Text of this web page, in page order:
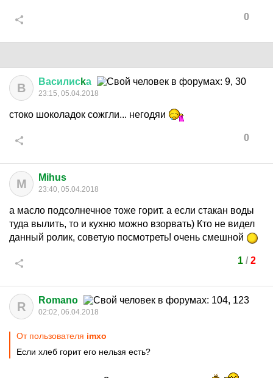
0
В Василисkа
23:15, 05.04.2018
стоко шоколадок сожгли... негодяи
0
M Mihus
23:40, 05.04.2018
а масло подсолнечное тоже горит. а если стакан воды
туда вылить, то и кухню можно взорвать) Кто не видел
данный ролик, советую посмотреть! очень смешной
1/ 2
R Romano
02:02, 06.04.2018
От пользователя imxo
Если хлеб горит его нельзя есть?